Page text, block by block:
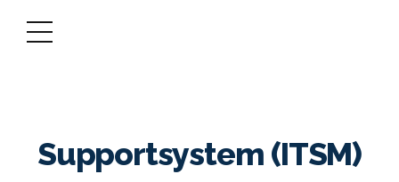
Supportsystem (ITSM)